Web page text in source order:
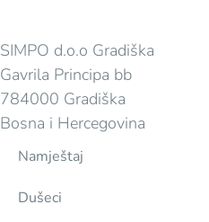
SIMPO d.o.o Gradiška
Gavrila Principa bb
784000 Gradiška
Bosna i Hercegovina
Namještaj
Dušeci